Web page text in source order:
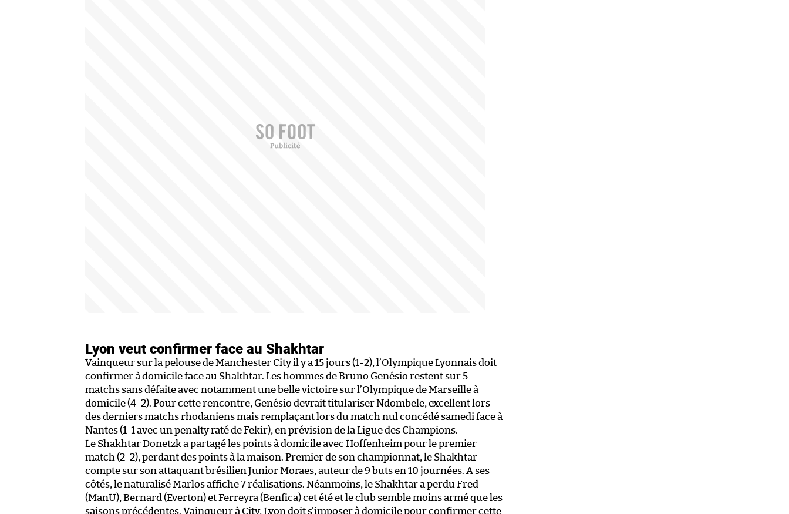
Lyon veut confirmer face au Shakhtar
Vainqueur sur la pelouse de Manchester City il y a 15 jours (1-2), l’Olympique Lyonnais doit
confirmer à domicile face au Shakhtar. Les hommes de Bruno Genésio restent sur 5
matchs sans défaite avec notamment une belle victoire sur l’Olympique de Marseille à
domicile (4-2). Pour cette rencontre, Genésio devrait titulariser Ndombele, excellent lors
des derniers matchs rhodaniens mais remplaçant lors du match nul concédé samedi face à
Nantes (1-1 avec un penalty raté de Fekir), en prévision de la Ligue des Champions.
Le Shakhtar Donetzk a partagé les points à domicile avec Hoffenheim pour le premier
match (2-2), perdant des points à la maison. Premier de son championnat, le Shakhtar
compte sur son attaquant brésilien Junior Moraes, auteur de 9 buts en 10 journées. A ses
côtés, le naturalisé Marlos affiche 7 réalisations. Néanmoins, le Shakhtar a perdu Fred
(ManU), Bernard (Everton) et Ferreyra (Benfica) cet été et le club semble moins armé que les
saisons précédentes. Vainqueur à City, Lyon doit s’imposer à domicile pour confirmer cette